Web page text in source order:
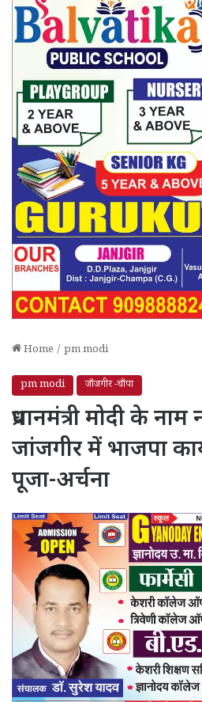
Home / pm modi
pm modi जाँजगीर -चाँपा
प्रधानमंत्री मोदी के
जांजगीर में भाजपा
पूजा-अर्चना